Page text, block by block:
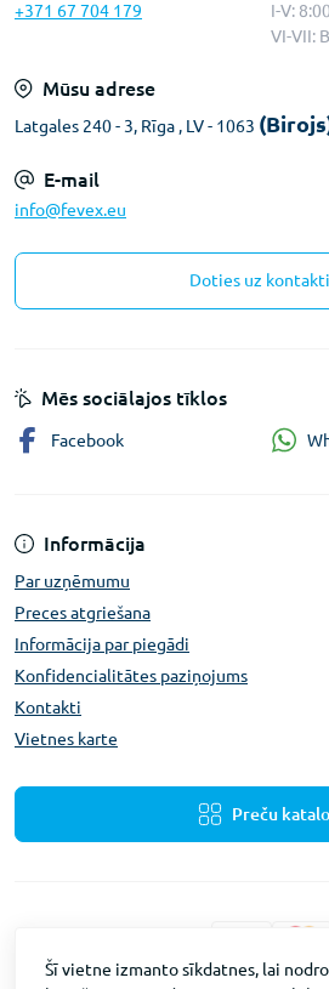
+371 67 704 179
I-V:
VI-VII:
Mūsu adrese
Latgales 240 - 3, Rīga , LV - 1063
E-mail
info@fevex.eu
Doties uz
Informācija
Par uzņēmumu
Preces atgriešana
Informācija par piegādi
Konfidencialitātes paziņojums
Kontakti
Vietnes karte
Preču
Mēs sociālajos tīklos
Facebook
Šī vietne izmanto sīkdatnes, lai